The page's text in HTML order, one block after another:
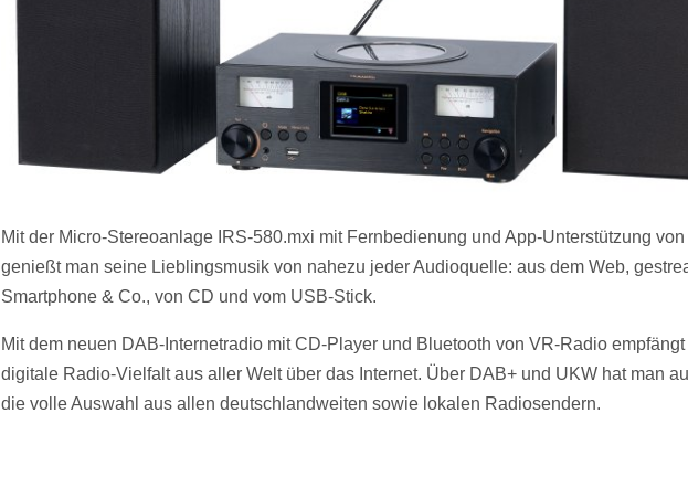
Mit der Micro-Stereoanlage IRS-580.mxi mit Fernbedienung und App-Unterstützung
genießt man seine Lieblingsmusik von nahezu jeder Audioquelle: aus dem Web,
Smartphone & Co., von CD und vom USB-Stick.
Mit dem neuen DAB-Internetradio mit CD-Player und Bluetooth von VR-Radio
digitale Radio-Vielfalt aus aller Welt über das Internet. Über DAB+ und UKW hat man
die volle Auswahl aus allen deutschlandweiten sowie lokalen Radiosendern.